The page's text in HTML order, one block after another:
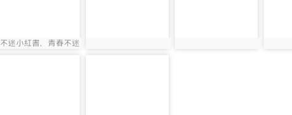
不迷小紅書，青春不迷
photo:2399